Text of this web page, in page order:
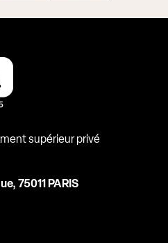
supérieur privé
75011 PARIS